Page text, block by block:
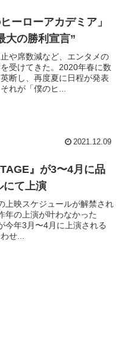
ーローアカデミア」
大の勝利宣言”
や席数減など、エンタメの
受けてきた。2020年春に数
断し、再度夏に日程が発表
れが「僕のヒ...
2021.12.09
』が3〜4月に品
にて上演
上映スケジュールが解禁され
年の上演が叶わなかった
今年3月〜4月に上演される
せ...